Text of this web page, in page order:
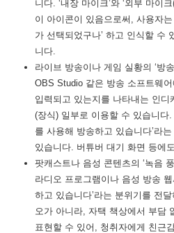
니다. ‘내장 마이크’와 ‘외부 마이
이 아이콘이 있음으로써, 사용자
가 선택되었구나’ 하고 인식할 수
니다.
라이브 방송이나 게임 실황의 ‘방
OBS Studio 같은 방송 소프트웨
입력되고 있는지를 나타내는 인디
(장식) 일부로 이용할 수 있습니다
를 사용해 방송하고 있습니다’라
있습니다. 버튜버 대기 화면 등에
팟캐스트나 음성 콘텐츠의 ‘녹음
라디오 프로그램이나 음성 방송
하고 있습니다’라는 분위기를 전
오가 아니라, 자택 책상에서 부담
표현할 수 있어, 청취자에게 친근